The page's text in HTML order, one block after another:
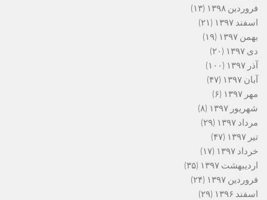
فروردین ۱۳۹۸
(۱۳)
اسفند ۱۳۹۷
(۲۱)
بهمن ۱۳۹۷
(۱۹)
دی ۱۳۹۷
(۲۰)
آذر ۱۳۹۷
(۱۰۰)
آبان ۱۳۹۷
(۴۷)
مهر ۱۳۹۷
(۶)
شهریور ۱۳۹۷
(۸)
مرداد ۱۳۹۷
(۲۹)
تیر ۱۳۹۷
(۴۷)
خرداد ۱۳۹۷
(۱۷)
اردیبهشت ۱۳۹۷
(۳۵)
فروردین ۱۳۹۷
(۲۴)
اسفند ۱۳۹۶
(۲۹)